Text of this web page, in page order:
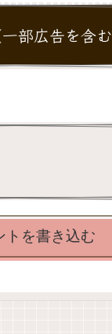
部広告を含
トを書き込む